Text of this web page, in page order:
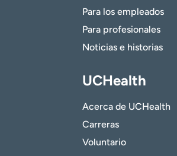
Para los empleados
Para profesionales
Noticias e historias
UCHealth
Acerca de UCHealth
Carreras
Voluntario